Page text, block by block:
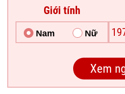
Giới tính
Nam Nữ